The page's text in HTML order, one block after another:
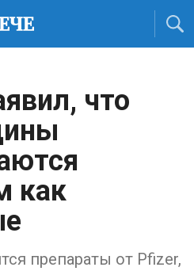
что
как
препараты от Pfizer,